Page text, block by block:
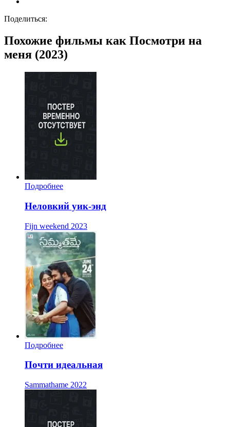
Поделиться:
Похожие фильмы как Посмотри на
меня (2023)
Подробнее
Неловкий уик-энд
Fijn weekend 2023
Подробнее
Почти идеальная
Sammathame 2022